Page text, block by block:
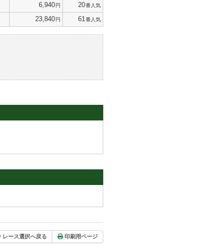
6,940円 20番人気
23,840円 61 番人気
レース選択へ戻る 印刷用ページ